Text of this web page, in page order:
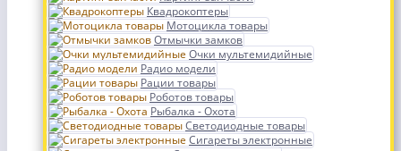
Квадрокоптеры
Мотоцикла товары
Отмычки замков
Очки мультемидийные
Радио модели
Рации товары
Роботов товары
Рыбалка - Охота
Светодиодные товары
Сигареты электронные